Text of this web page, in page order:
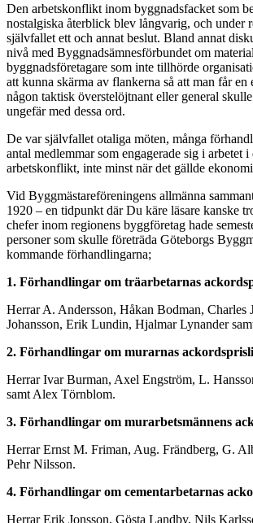
Den arbetskonflikt inom byggnadsfacket som
nostalgiska återblick blev långvarig, och under
självfallet ett och annat beslut. Bland annat
nivå med Byggnadsämnesförbundet om
byggnadsföretagare som inte tillhörde
att kunna skärma av flankerna så att man får en
någon taktisk överstelöjtnant eller general
ungefär med dessa ord.
De var självfallet otaliga möten, många
antal medlemmar som engagerade sig i arbetet
arbetskonflikt, inte minst när det gällde
Vid Byggmästareföreningens allmänna
1920 – en tidpunkt där Du käre läsare kanske
chefer inom regionens byggföretag hade
personer som skulle företräda Göteborgs
kommande förhandlingarna;
1. Förhandlingar om träarbetarnas
Herrar A. Andersson, Håkan Bodman, Charles
Johansson, Erik Lundin, Hjalmar Lynander
2. Förhandlingar om murarnas
Herrar Ivar Burman, Axel Engström, L.
samt Alex Törnblom.
3. Förhandlingar om murarbetsmännens
Herrar Ernst M. Friman, Aug. Frändberg, G.
Pehr Nilsson.
4. Förhandlingar om cementarbetarnas
Herrar Erik Jonsson, Gösta Landby, Nils